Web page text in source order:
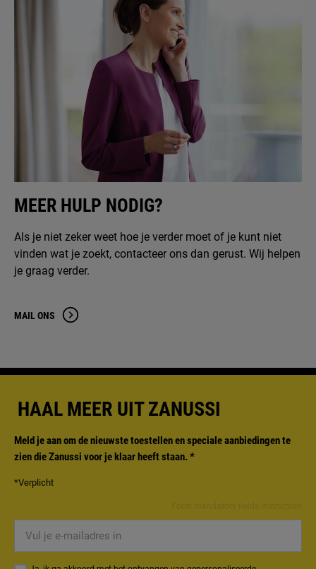
MEER HULP NODIG?
Als je niet zeker weet hoe je verder moet of je kunt niet
vinden wat je zoekt, contacteer ons dan gerust. Wij helpen
je graag verder.
MAIL ONS
HAAL MEER UIT ZANUSSI
Meld je aan om de nieuwste toestellen en speciale aanbiedingen te
zien die Zanussi voor je klaar heeft staan.*
*Verplicht
e-